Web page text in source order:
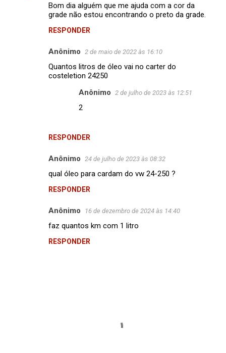
Bom dia alguém que me ajuda com a cor da
grade não estou encontrando o preto da grade.
RESPONDER
Anônimo 2 de maio de 2022 às 16:10
Quantos litros de óleo vai no carter do
costeletion 24250
RESPONDER
Anônimo 2 de julho de 2023 às 12:51
2
Anônimo 24 de julho de 2023 às 08:32
qual óleo para cardam do vw 24-250 ?
RESPONDER
Anônimo 16 de dezembro de 2024 às 14:40
faz quantos km com 1 litro
RESPONDER